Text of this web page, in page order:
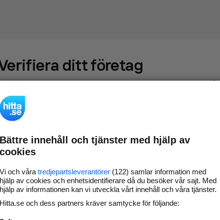
ditt företag
som69 549företag - ta kontroll över din företagssida på
hitta.se och syns bättre mot kunder i ditt närområde. Helt
kostnadsfritt.
Uppdatera din
företagsinformation
Svara på och hantera dina
Gå vidare
Bättre innehåll och tjänster med hjälp av
cookies
Vi och våra tredjepartsleverantörer (122) samlar information med
hjälp av cookies och enhetsidentifierare då du besöker vår sajt. Med
hjälp av informationen kan vi utveckla vårt innehåll och våra tjänster.
Hitta.se och dess partners kräver samtycke för följande: